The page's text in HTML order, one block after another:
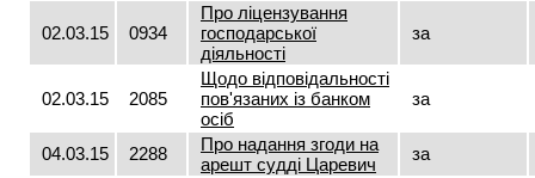
02.03.15 0934
Про ліцензування
господарської
діяльності
за
02.03.15 2085
Щодо відповідальності
пов'язаних із банком
осіб
за
04.03.15 2288
Про надання згоди на
арешт судді Царевич
за